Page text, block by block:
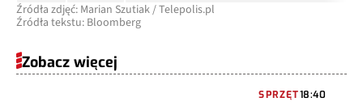
Źródła zdjęć: Marian Szutiak / Telepolis.pl
Źródła tekstu: Bloomberg
Zobacz więcej
SPRZĘT18:40